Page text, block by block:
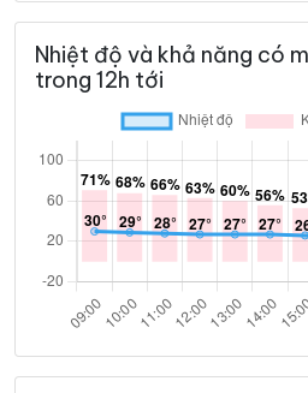
Nhiệt độ và khả năng có
trong 12h tới